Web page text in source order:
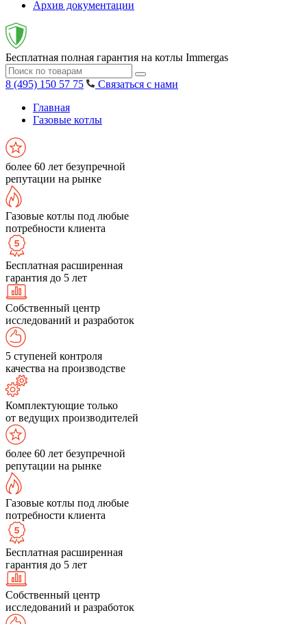
Архив документации
Бесплатная полная гарантия на котлы Immergas
8 (495) 150 57 75
Связаться с нами
Главная
Газовые котлы
более 60 лет безупречной
репутации на рынке
Газовые котлы под любые
потребности клиента
Бесплатная расширенная
гарантия до 5 лет
Собственный центр
исследований и разработок
5 ступеней контроля
качества на производстве
Комплектующие только
от ведущих производителей
более 60 лет безупречной
репутации на рынке
Газовые котлы под любые
потребности клиента
Бесплатная расширенная
гарантия до 5 лет
Собственный центр
исследований и разработок